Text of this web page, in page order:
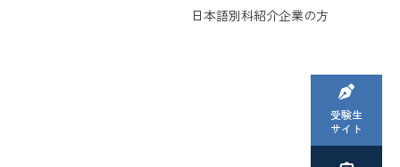
受験生
サイト
日本語別科紹介企業の方